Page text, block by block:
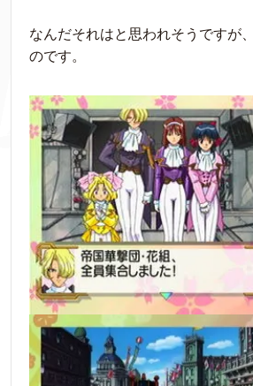
なんだそれはと思われそうですが
のです。